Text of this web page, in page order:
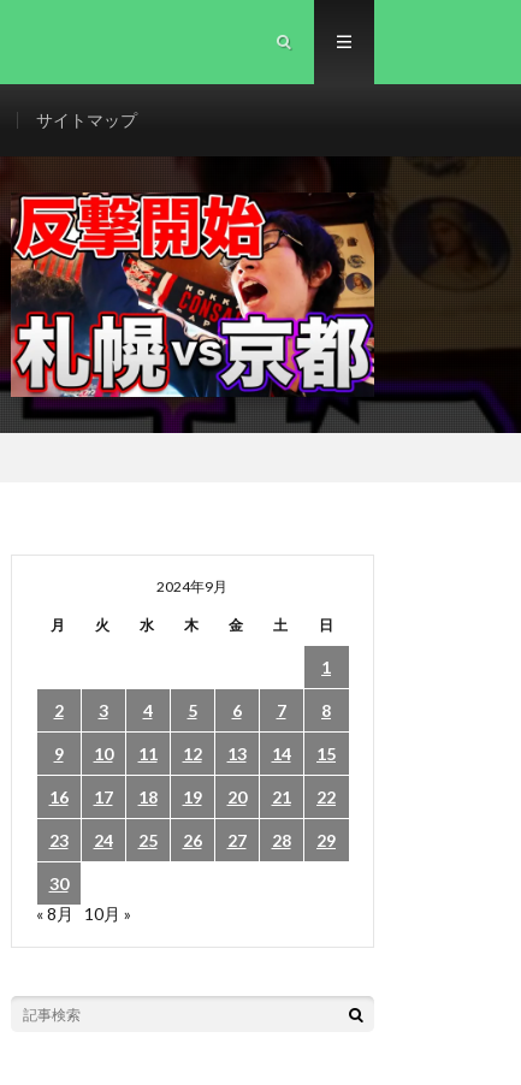
サイトマップ
2024年9月
月 火 水 木 金 土 日
1
2 3 4 5 6 7 8
9 10 11 12 13 14 15
16 17 18 19 20 21 22
23 24 25 26 27 28 29
30
« 8月
10月 »